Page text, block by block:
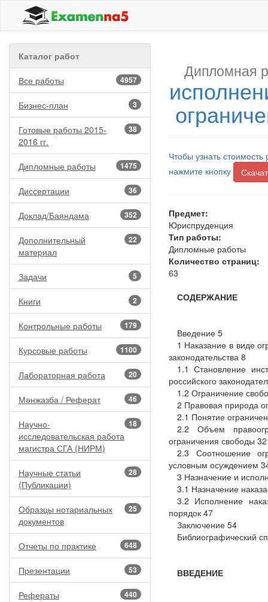
Каталог работ
4957
Все работы
3
Бизнес-план
38
Готовые работы 2015-
2016 гг.
1475
Дипломные работы
36
Диссертации
352
Доклад/Баяндама
22
Дополнительный
материал
5
Задачи
2
Книги
179
Контрольные работы
1100
Курсовые работы
20
Лабораторная работа
46
Мәнжазба / Реферат
18
Научно-
исследовательская работа
магистра СГА (НИРМ)
28
Научные статьи
(Публикации)
25
Образцы нотариальных
документов
648
Отчеты по практике
53
Презентации
440
Рефераты
Дипломная
Чтобы узнать
нажмите кнопку
Предмет:
Юриспруденция
Тип работы:
Дипломные работы
Количество страниц:
63
СОДЕРЖАНИЕ
Введение 5
1 Наказание в виде
законодательства 8
1.1 Становление
российского
1.2 Ограничение
2 Правовая природа
2.1 Понятие
2.2 Объем
ограничения свободы 32
2.3 Соотношение
условным осуждением
3 Назначение и
3.1 Назначение
3.2 Исполнение
порядок 47
Заключение 54
Библиографический
ВВЕДЕНИЕ